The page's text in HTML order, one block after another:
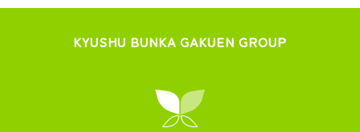
KYUSHU BUNKA GAKUEN GROUP